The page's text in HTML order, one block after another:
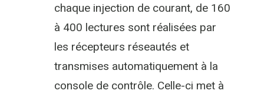
chaque injection de courant, de 160
à 400 lectures sont réalisées par
les récepteurs réseautés et
transmises automatiquement à la
console de contrôle. Celle-ci met à